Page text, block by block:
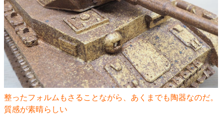
整ったフォルムもさることながら、あくまでも陶器なのだ。
質感が素晴らしい